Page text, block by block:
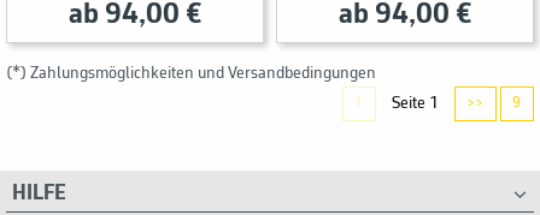
ab 94,00 € ab 94,00 €
(*) Zahlungsmöglichkeiten und Versandbedingungen
1 Seite 1 >> 9
HILFE